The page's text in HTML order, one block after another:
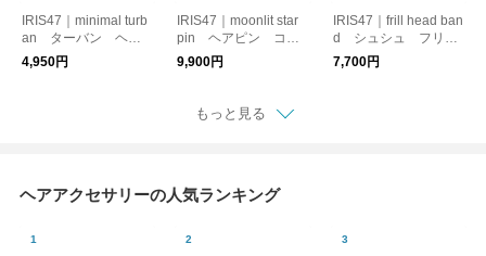
IRIS47｜minimal turb
an ターバン ヘア
バンド
4,950円
IRIS47｜moonlit star
pin ヘアピン コス
チュームジュエリー
月モチーフ
9,900円
IRIS47｜frill head ban
d シュシュ フリ
ル マニッシュ
7,700円
もっと見る
ヘアアクセサリーの人気ランキング